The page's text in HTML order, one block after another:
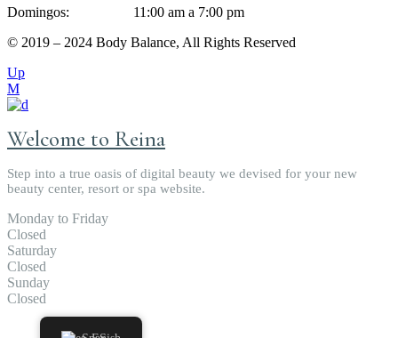
Domingos: 11:00 am a 7:00 pm
© 2019 – 2024 Body Balance, All Rights Reserved
Up
Welcome to Reina
Step into a true oasis of digital beauty we devised for your new
beauty center, resort or spa website.
Monday to Friday
Closed
Saturday
Closed
Sunday
Closed